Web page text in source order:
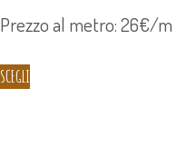
Prezzo al metro: 26€/m
SCEGLI